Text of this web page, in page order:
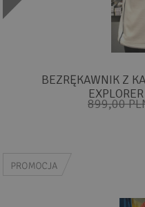
BEZRĘKAWNIK Z
899,00